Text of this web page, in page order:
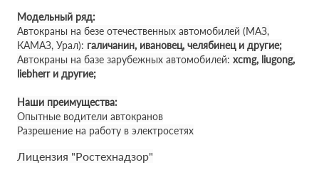
Модельный ряд:
Автокраны на безе отечественных автомобилей (МАЗ,
КАМАЗ, Урал): галичанин, ивановец, челябинец и другие;
Автокраны на базе зарубежных автомобилей: xcmg, liugong,
liebherr и другие;
Наши преимущества:
Опытные водители автокранов
Разрешение на работу в электросетях
Лицензия "Ростехнадзор"